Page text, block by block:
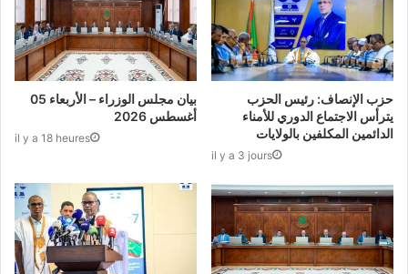
بيان مجلس الوزراء – الأربعاء 05
أغسطس 2026
il y a 18 heures
حزب الإنصاف: رئيس الحزب
يترأس الاجتماع الدوري للأمناء
الدائمين المكلفين بالولايات
il y a 3 jours